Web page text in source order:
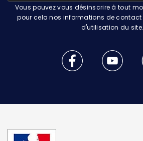
Vous pouvez vous désinscrire à tout
pour cela nos informations de
d'utilisation du site.